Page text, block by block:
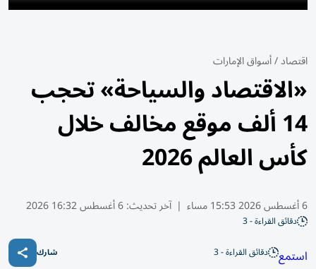
اقتصاد/أسواق الإمارات
«الاقتصاد والسياحة» تحجب
14 ألف موقع مخالف خلال
كأس العالم 2026
6 أغسطس 2026 15:53 مساء | آخر تحديث:6 أغسطس 16:32 2026
دقائق القراءة - 3
استمع دقائق القراءة - 3 شارك